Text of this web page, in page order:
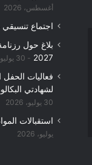
أغسطس، 2026
اجتماع تنسيقي
2027
30 يوليو، 2026
فعاليات الحفل
لشهادتي
30 يوليو، 2026
استقبالات
يوليو، 2026